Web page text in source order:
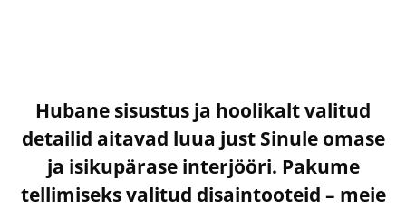
Hubane sisustus ja hoolikalt valitud
detailid aitavad luua just Sinule omase
ja isikupärase interjööri. Pakume
tellimiseks valitud disaintooteid – meie